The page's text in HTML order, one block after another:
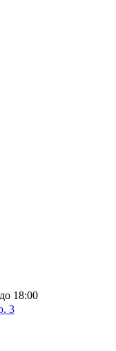
18:00
3